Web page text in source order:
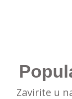
Zavirite u